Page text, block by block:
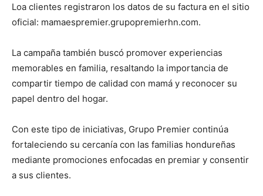
Loa clientes registraron los datos de su factura en el sitio
oficial: mamaespremier.grupopremierhn.com.
La campaña también buscó promover experiencias
memorables en familia, resaltando la importancia de
compartir tiempo de calidad con mamá y reconocer su
papel dentro del hogar.
Con este tipo de iniciativas, Grupo Premier continúa
fortaleciendo su cercanía con las familias hondureñas
mediante promociones enfocadas en premiar y consentir
a sus clientes.